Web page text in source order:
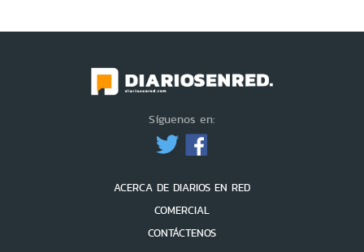
Síguenos en:
ACERCA DE DIARIOS EN RED
COMERCIAL
CONTÁCTENOS